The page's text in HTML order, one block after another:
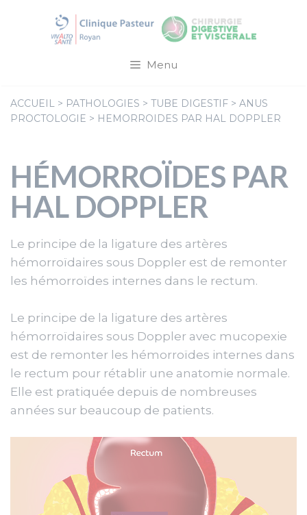
Menu
ACCUEIL > PATHOLOGIES > TUBE DIGESTIF > ANUS
PROCTOLOGIE > HEMORROIDES PAR HAL DOPPLER
HÉMORROÏDES PAR
HAL DOPPLER
Le principe de la ligature des artères
hémorroïdaires sous Doppler est de remonter
les hémorroïdes internes dans le rectum.
Le principe de la ligature des artères
hémorroïdaires sous Doppler avec mucopexie
est de remonter les hémorroïdes internes dans
le rectum pour rétablir une anatomie normale.
Elle est pratiquée depuis de nombreuses
années sur beaucoup de patients.